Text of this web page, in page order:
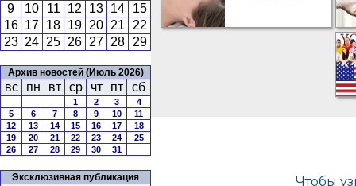
9 10 11 12 13 14
15
16 17 18 19 20 21
22
23 24 25 26 27 28 29
Архив новостей (Июль 2026)
вс пн вт ср чт пт сб
1 2 3
4
5
6 7 8 9 10
11
12
13 14 15 16 17
18
19
20 21 22 23 24
25
26
27 28 29 30 31
Эксклюзивная публикация